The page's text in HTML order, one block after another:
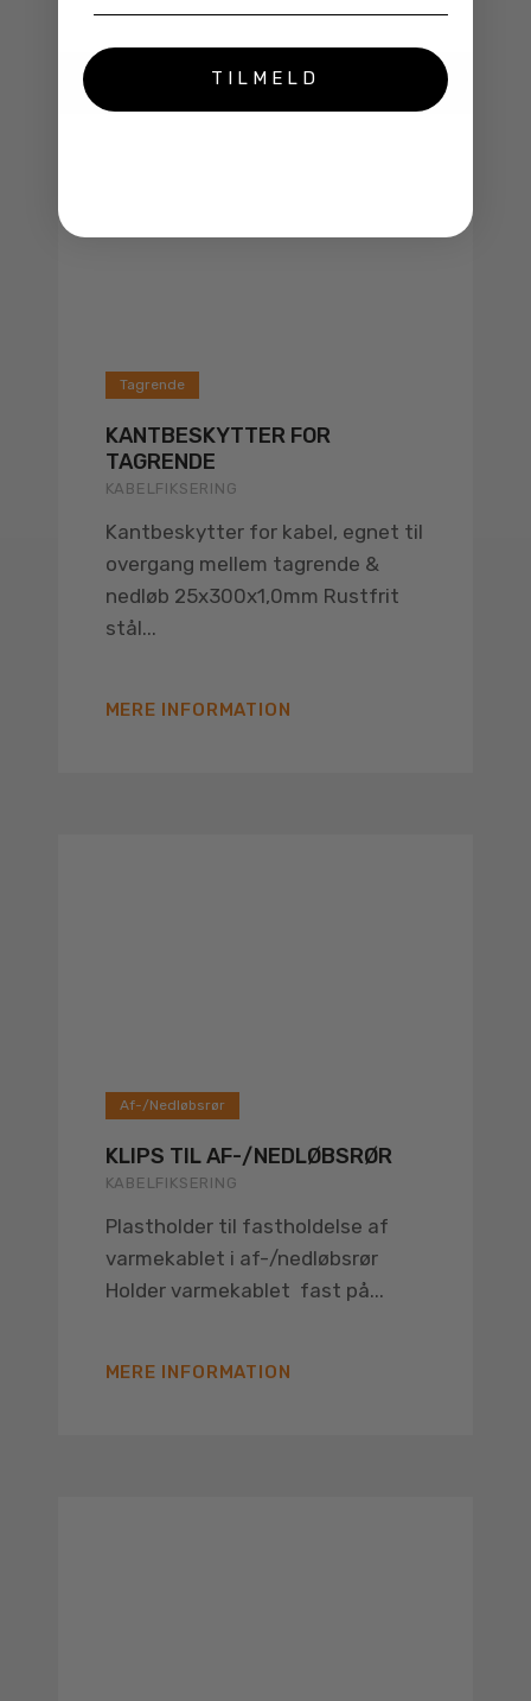
Tagrende
KANTBESKYTTER FOR
TAGRENDE
KABELFIKSERING
Kantbeskytter for kabel, egnet til
overgang mellem tagrende &
nedløb 25x300x1,0mm Rustfrit
stål...
MERE INFORMATION
Af-/Nedløbsrør
KLIPS TIL AF-/NEDLØBSRØR
KABELFIKSERING
Plastholder til fastholdelse af
varmekablet i af-/nedløbsrør
Holder varmekablet fast på...
MERE INFORMATION
TILMELD